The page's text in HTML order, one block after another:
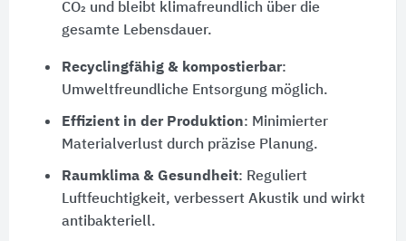
CO₂ und bleibt klimafreundlich über die
gesamte Lebensdauer.
Recyclingfähig & kompostierbar:
Umweltfreundliche Entsorgung möglich.
Effizient in der Produktion: Minimierter
Materialverlust durch präzise Planung.
Raumklima & Gesundheit: Reguliert
Luftfeuchtigkeit, verbessert Akustik und wirkt
antibakteriell.